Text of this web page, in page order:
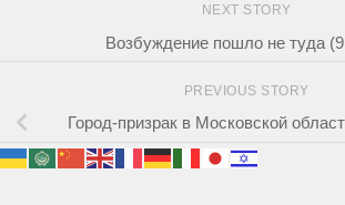
NEXT STORY
Возбуждение пошло не туда
PREVIOUS STORY
Город-призрак в Московской